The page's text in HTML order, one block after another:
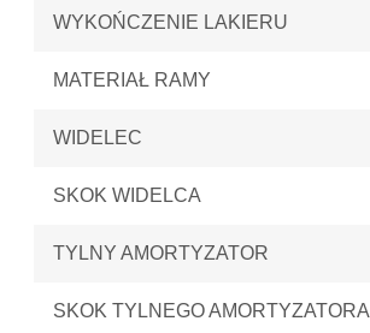
WYKOŃCZENIE LAKIERU
MATERIAŁ RAMY
WIDELEC
SKOK WIDELCA
TYLNY AMORTYZATOR
SKOK TYLNEGO AMORTYZATORA